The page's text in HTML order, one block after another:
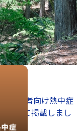
救援者向け熱中症
とめて掲載しまし
）